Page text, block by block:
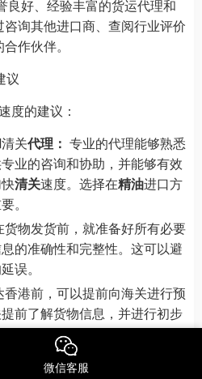
良好、经验丰富的货运代理和
询其他进口商、查阅行业评价
作伙伴。
议
度的建议：
清关代理： 专业的代理能够熟悉
业的咨询和协助，并能够有效
清关速度。选择在精油进口方
。
货物发货前，就准备好所有必要
的准确性和完整性。这可以避
误。
香港前，可以提前向海关进行预
前了解货物信息，并进行初步
。
的电子 清关
微信客服